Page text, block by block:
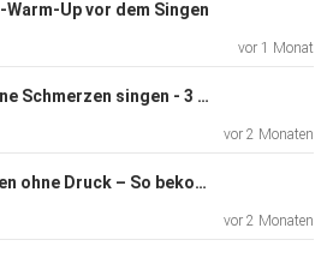
und Live-SängerInnen geholfen,
Genau dieses Wissen teile ich
Warm-Up vor dem Singen
vor 1 Monat
Hohe Töne ohne Schmerzen singen - 3 Übungen
vor 2 Monaten
Kraftvoll singen ohne Druck – So bekommst du mehr Volumen in die Stimme
vor 2 Monaten